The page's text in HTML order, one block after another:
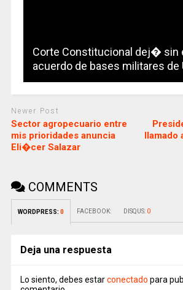
Corte Constitucional dej� sin
acuerdo de bases militares de
Newer Post
Sector agropecuario entre
mis prioridades anuncia
Eli�cer Salazar
llamado
COMMENTS
WORDPRESS: 0 FACEBOOK: DISQUS: 0
Deja una respuesta
Lo siento, debes estarconectado para